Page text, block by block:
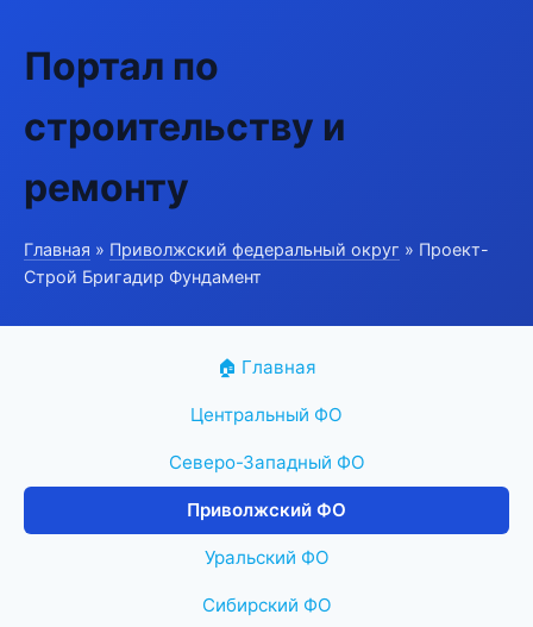
Портал по
строительству и
ремонту
Главная » Приволжский федеральный округ » Проект-
Строй Бригадир Фундамент
🏠 Главная
Центральный ФО
Северо-Западный ФО
Приволжский ФО
Уральский ФО
Сибирский ФО